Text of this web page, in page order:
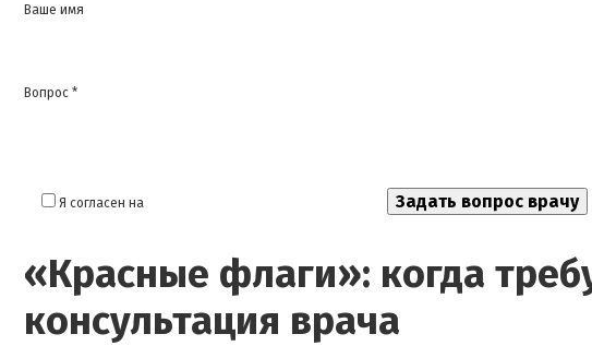
Ваше имя
Вопрос *
Я согласен на
«Красные флаги»: когда
консультация врача